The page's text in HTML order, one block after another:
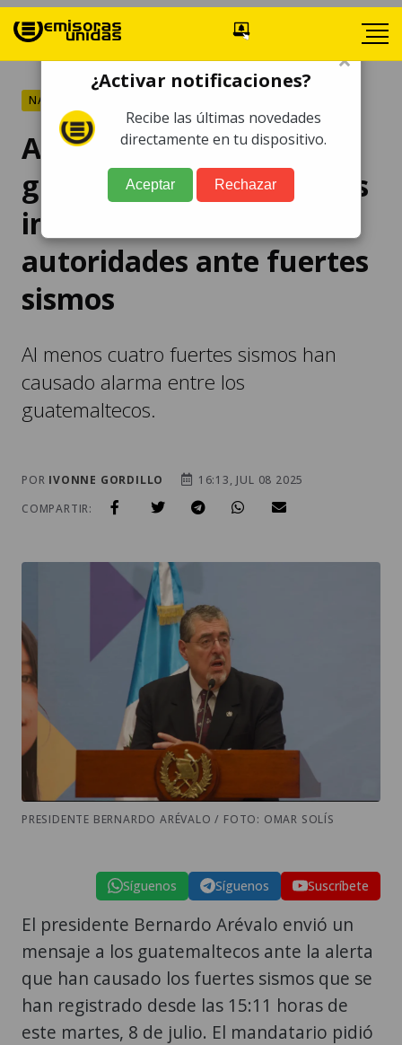
NACIONALES
Arévalo pide a
guatemaltecos seguir las
instrucciones de
autoridades ante fuertes
sismos
Al menos cuatro fuertes sismos han
causado alarma entre los
guatemaltecos.
POR IVONNE GORDILLO
16:13, JUL 08 2025
COMPARTIR:
PRESIDENTE BERNARDO ARÉVALO / FOTO: OMAR SOLÍS
Síguenos Síguenos Suscríbete
El presidente Bernardo Arévalo envió un
mensaje a los guatemaltecos ante la alerta
que han causado los fuertes sismos que se
han registrado desde las 15:11 horas de
este martes, 8 de julio. El mandatario pidió
×
¿Activar notificaciones?
Recibe las últimas novedades
directamente en tu dispositivo.
Aceptar Rechazar